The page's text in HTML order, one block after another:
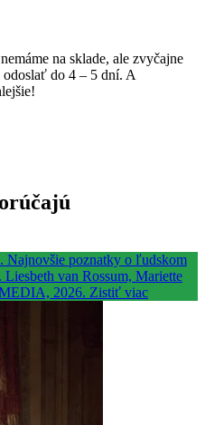
na sklade, ale zvyčajne
do 4 – 5 dní. A